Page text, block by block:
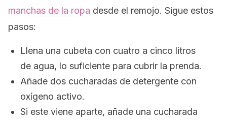
manchas de la ropa desde el remojo. Sigue estos
pasos:
Llena una cubeta con cuatro a cinco litros
de agua, lo suficiente para cubrir la prenda.
Añade dos cucharadas de detergente con
oxígeno activo.
Si este viene aparte, añade una cucharada